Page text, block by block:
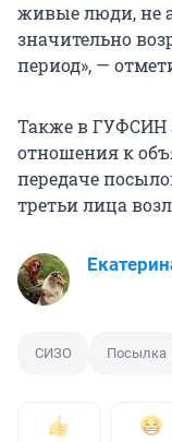
живые люди, не
значительно
период», —
Также в ГУФСИН
отношения к
передаче
третьи лица
СИЗО Посылка